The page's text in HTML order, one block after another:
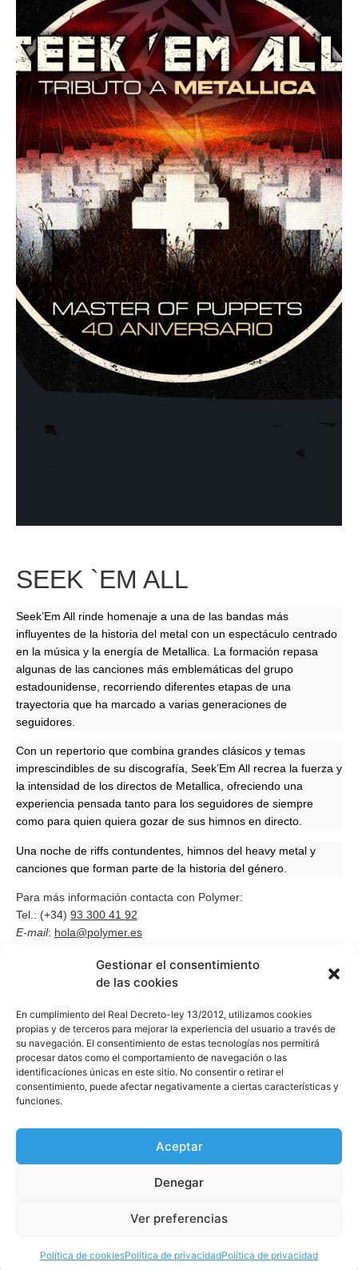
Gestionar el consentimiento
de las cookies
En cumplimiento del Real Decreto-ley 13/2012, utilizamos cookies
propias y de terceros para mejorar la experiencia del usuario a través de
su navegación. El consentimiento de estas tecnologías nos permitirá
procesar datos como el comportamiento de navegación o las
identificaciones únicas en este sitio. No consentir o retirar el
consentimiento, puede afectar negativamente a ciertas características y
funciones.
Aceptar
Denegar
Ver preferencias
Política de cookiesPolítica de privacidadPolítica de privacidad
SEEK `EM ALL
Seek’Em All rinde homenaje a una de las bandas más
influyentes de la historia del metal con un espectáculo centrado
en la música y la energía de Metallica. La formación repasa
algunas de las canciones más emblemáticas del grupo
estadounidense, recorriendo diferentes etapas de una
trayectoria que ha marcado a varias generaciones de
seguidores.
Con un repertorio que combina grandes clásicos y temas
imprescindibles de su discografía, Seek’Em All recrea la fuerza y
​​la intensidad de los directos de Metallica, ofreciendo una
experiencia pensada tanto para los seguidores de siempre
como para quien quiera gozar de sus himnos en directo.
Una noche de riffs contundentes, himnos del heavy metal y
canciones que forman parte de la historia del género.
Para más información contacta con Polymer:
Tel.: (+34) 93 300 41 92
E-mail: hola@polymer.es
Próximos conciertos tributo
a Metallica